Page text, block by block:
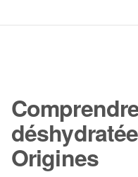
Origines